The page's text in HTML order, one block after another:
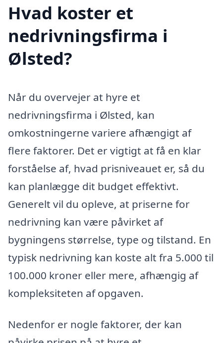
Hvad koster et
nedrivningsfirma i
Ølsted?
Når du overvejer at hyre et
nedrivningsfirma i Ølsted, kan
omkostningerne variere afhængigt af
flere faktorer. Det er vigtigt at få en klar
forståelse af, hvad prisniveauet er, så du
kan planlægge dit budget effektivt.
Generelt vil du opleve, at priserne for
nedrivning kan være påvirket af
bygningens størrelse, type og tilstand. En
typisk nedrivning kan koste alt fra 5.000 til
100.000 kroner eller mere, afhængig af
kompleksiteten af opgaven.
Nedenfor er nogle faktorer, der kan